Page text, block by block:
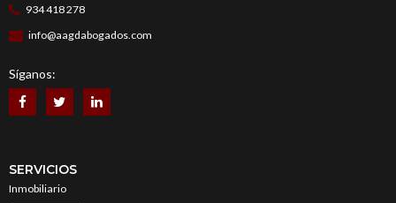
934 418 278
info@aagdabogados.com
Síganos:
SERVICIOS
Inmobiliario